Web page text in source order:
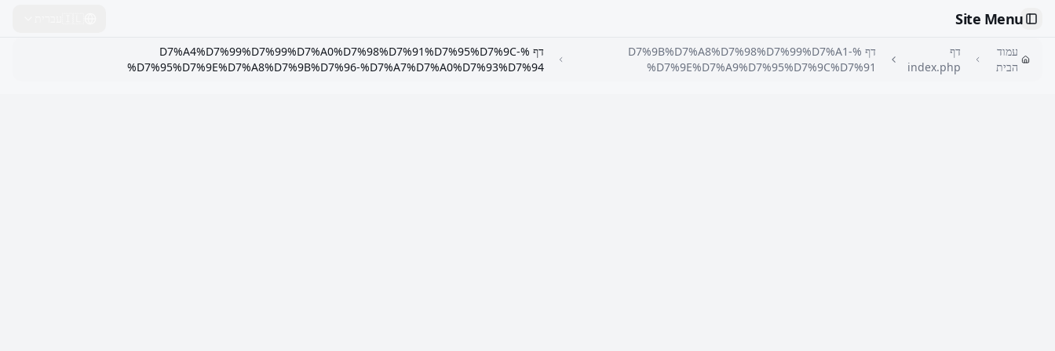
Toggle Sidebar
Site Menu
עמוד
הבית
דף
index.php
דף %D7%9B%D7%A8%D7%98%D7%99%D7%A1-
%D7%9E%D7%A9%D7%95%D7%9C%D7%91
דף %D7%A4%D7%99%D7%99%D7%A0%D7%98%D7%91%D7%95%D7%9C-
%D7%95%D7%9E%D7%A8%D7%9B%D7%96-%D7%A7%D7%A0%D7%93%D7%94